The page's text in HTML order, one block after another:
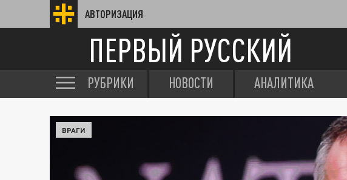
АВТОРИЗАЦИЯ
ПЕРВЫЙ РУССКИЙ
РУБРИКИ НОВОСТИ АНАЛИТИКА
ВРАГИ